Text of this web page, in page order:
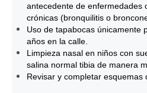
antecedente de enfermedades
crónicas (bronquilitis o
Uso de tapabocas únicamente
años en la calle.
Limpieza nasal en niños con
salina normal tibia de manera
Revisar y completar esquemas